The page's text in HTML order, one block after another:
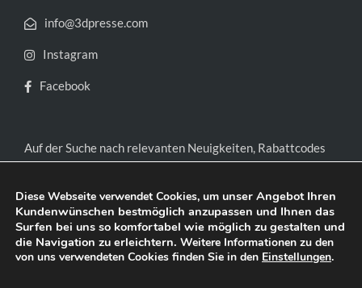
info@3dpresse.com
Instagram
Facebook
Auf der Suche nach relevanten Neuigkeiten, Rabattcodes
und exklusiven Gutscheinen?
Diese Webseite verwendet Cookies, um unser Angebot Ihren
Kundenwünschen bestmöglich anzupassen und Ihnen das
Surfen bei uns so komfortabel wie möglich zu gestalten und
die Navigation zu erleichtern. Weitere Informationen zu den
von uns verwendeten Cookies finden Sie in den Einstellungen.